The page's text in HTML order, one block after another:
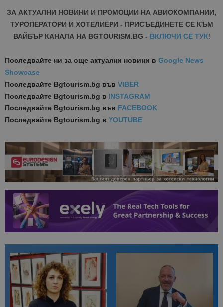
ЗА АКТУАЛНИ НОВИНИ И ПРОМОЦИИ НА АВИОКОМПАНИИ,
ТУРОПЕРАТОРИ И ХОТЕЛИЕРИ - ПРИСЪЕДИНЕТЕ СЕ КЪМ
ВАЙБЪР КАНАЛА НА BGTOURISM.BG - ВКЛЮЧИ СЕ ТУК!
Последвайте ни за още актуални новини в Google News
Showcase
Последвайте Bgtourism.bg във VIBER
Последвайте Bgtourism.bg в INSTAGRAM
Последвайте Bgtourism.bg във FACEBOOK
Последвайте Bgtourism.bg в YOUTUBE